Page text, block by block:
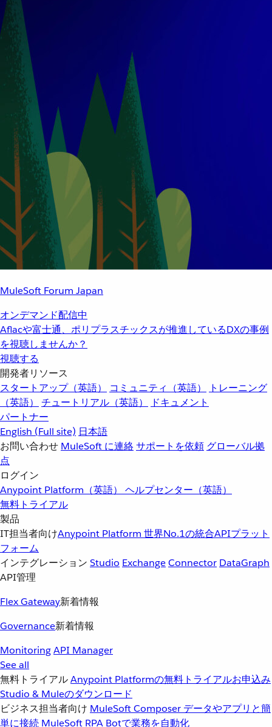
MuleSoft Forum Japan
オンデマンド配信中
Aflacや富士通、ポリプラスチックスが推進しているDXの事例
を視聴しませんか？
視聴する
開発者リソース
スタートアップ（英語）
コミュニティ（英語）
トレーニング
（英語）
チュートリアル（英語）
ドキュメント
パートナー
English (Full site) 日本語
お問い合わせ MuleSoft に連絡サポートを依頼 グローバル拠
点
ログイン
Anypoint Platform（英語） ヘルプセンター（英語）
無料トライアル
製品
IT担当者向けAnypoint Platform 世界No.1の統合APIプラット
フォーム
インテグレーション Studio ExchangeConnector DataGraph
API管理
Flex Gateway新着情報
Governance新着情報
MonitoringAPI Manager
See all
無料トライアルAnypoint Platformの無料トライアルお申込み
Studio & Muleのダウンロード
ビジネス担当者向け MuleSoft Composer データやアプリと簡
単に接続 MuleSoft RPA Botで業務を自動化